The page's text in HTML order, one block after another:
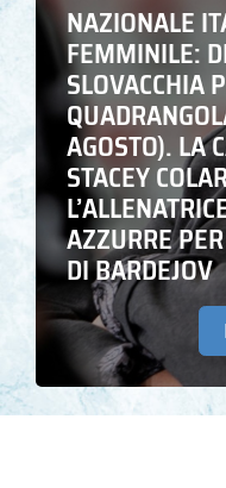
NAZIONALE
FEMMINILE:
SLOVACCHIA
AGOSTO). LA
STACEY
AZZURRE
DI BARDEJOV